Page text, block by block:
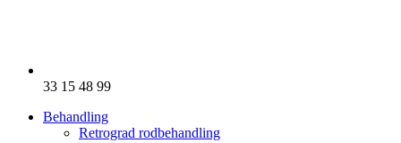
33 15 48 99
Behandling
Retrograd rodbehandling